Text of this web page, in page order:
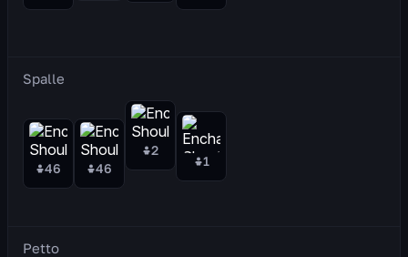
Spalle
46 46
2
1
Petto